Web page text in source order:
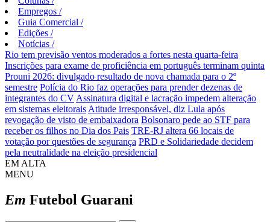
Empregos /
Guia Comercial /
Edições /
Notícias /
Rio tem previsão ventos moderados a fortes nesta quarta-feira
Inscrições para exame de proficiência em português terminam quinta
Prouni 2026: divulgado resultado de nova chamada para o 2º
semestre Polícia do Rio faz operações para prender dezenas de
integrantes do CV Assinatura digital e lacração impedem alteração
em sistemas eleitorais Atitude irresponsável, diz Lula após
revogação de visto de embaixadora Bolsonaro pede ao STF para
receber os filhos no Dia dos Pais TRE-RJ altera 66 locais de
votação por questões de segurança PRD e Solidariedade decidem
pela neutralidade na eleição presidencial
EM ALTA
MENU
Em Futebol Guarani